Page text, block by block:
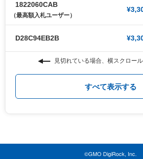
1822060CAB
（最高額入札ユーザー）
D28C94EB2B
見切れている場合、横スクロー
すべて表示する
©GMO DigiRock, Inc.